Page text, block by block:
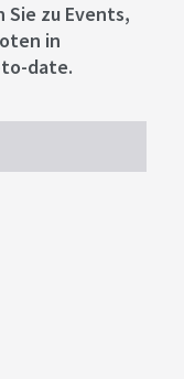
zu Events,
in
date.